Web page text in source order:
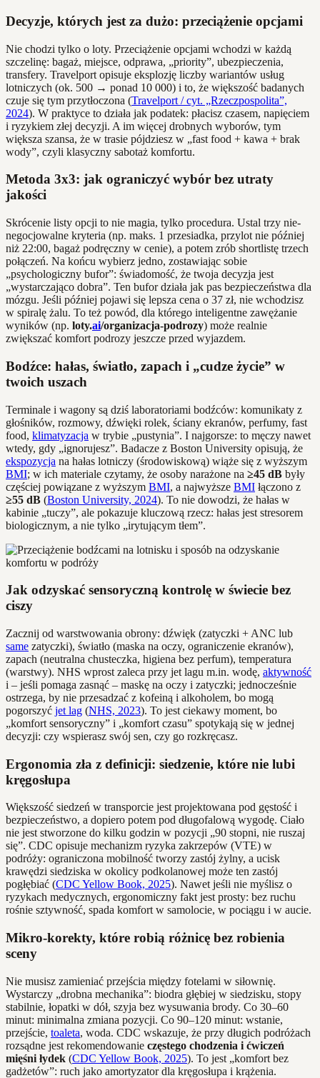
Decyzje, których jest za dużo: przeciążenie opcjami
Nie chodzi tylko o loty. Przeciążenie opcjami wchodzi w każdą
szczelinę: bagaż, miejsce, odprawa, „priority”, ubezpieczenia,
transfery. Travelport opisuje eksplozję liczby wariantów usług
lotniczych (ok. 500 → ponad 10 000) i to, że większość badanych
czuje się tym przytłoczona (Travelport / cyt. „Rzeczpospolita”,
2024). W praktyce to działa jak podatek: płacisz czasem, napięciem
i ryzykiem złej decyzji. A im więcej drobnych wyborów, tym
większa szansa, że w trasie pójdziesz w „fast food + kawa + brak
wody”, czyli klasyczny sabotaż komfortu.
Metoda 3x3: jak ograniczyć wybór bez utraty
jakości
Skrócenie listy opcji to nie magia, tylko procedura. Ustal trzy nie-
negocjowalne kryteria (np. maks. 1 przesiadka, przylot nie później
niż 22:00, bagaż podręczny w cenie), a potem zrób shortlistę trzech
połączeń. Na końcu wybierz jedno, zostawiając sobie
„psychologiczny bufor”: świadomość, że twoja decyzja jest
„wystarczająco dobra”. Ten bufor działa jak pas bezpieczeństwa dla
mózgu. Jeśli później pojawi się lepsza cena o 37 zł, nie wchodzisz
w spiralę żalu. To też powód, dla którego inteligentne zawężanie
wyników (np. loty.ai/organizacja-podrozy) może realnie
zwiększać komfort podrozy jeszcze przed wyjazdem.
Bodźce: hałas, światło, zapach i „cudze życie” w
twoich uszach
Terminale i wagony są dziś laboratoriami bodźców: komunikaty z
głośników, rozmowy, dźwięki rolek, ściany ekranów, perfumy, fast
food, klimatyzacja w trybie „pustynia”. I najgorsze: to męczy nawet
wtedy, gdy „ignorujesz”. Badacze z Boston University opisują, że
ekspozycja na hałas lotniczy (środowiskową) wiąże się z wyższym
BMI; w ich materiale czytamy, że osoby narażone na ≥45 dB były
częściej powiązane z wyższym BMI, a najwyższe BMI łączono z
≥55 dB (Boston University, 2024). To nie dowodzi, że hałas w
kabinie „tuczy”, ale pokazuje kluczową rzecz: hałas jest stresorem
biologicznym, a nie tylko „irytującym tłem”.
Jak odzyskać sensoryczną kontrolę w świecie bez
ciszy
Zacznij od warstwowania obrony: dźwięk (zatyczki + ANC lub
same zatyczki), światło (maska na oczy, ograniczenie ekranów),
zapach (neutralna chusteczka, higiena bez perfum), temperatura
(warstwy). NHS wprost zaleca przy jet lagu m.in. wodę, aktywność
i – jeśli pomaga zasnąć – maskę na oczy i zatyczki; jednocześnie
ostrzega, by nie przesadzać z kofeiną i alkoholem, bo mogą
pogorszyć jet lag (NHS, 2023). To jest ciekawy moment, bo
„komfort sensoryczny” i „komfort czasu” spotykają się w jednej
decyzji: czy wspierasz swój sen, czy go rozkręcasz.
Ergonomia zła z definicji: siedzenie, które nie lubi
kręgosłupa
Większość siedzeń w transporcie jest projektowana pod gęstość i
bezpieczeństwo, a dopiero potem pod długofalową wygodę. Ciało
nie jest stworzone do kilku godzin w pozycji „90 stopni, nie ruszaj
się”. CDC opisuje mechanizm ryzyka zakrzepów (VTE) w
podróży: ograniczona mobilność tworzy zastój żylny, a ucisk
krawędzi siedziska w okolicy podkolanowej może ten zastój
pogłębiać (CDC Yellow Book, 2025). Nawet jeśli nie myślisz o
ryzykach medycznych, ergonomiczny fakt jest prosty: bez ruchu
rośnie sztywność, spada komfort w samolocie, w pociągu i w aucie.
Mikro-korekty, które robią różnicę bez robienia
sceny
Nie musisz zamieniać przejścia między fotelami w siłownię.
Wystarczy „drobna mechanika”: biodra głębiej w siedzisku, stopy
stabilnie, łopatki w dół, szyja bez wysuwania brody. Co 30–60
minut: minimalna zmiana pozycji. Co 90–120 minut: wstanie,
przejście, toaleta, woda. CDC wskazuje, że przy długich podróżach
rozsądne jest rekomendowanie częstego chodzenia i ćwiczeń
mięśni łydek (CDC Yellow Book, 2025). To jest „komfort bez
gadżetów”: ruch jako amortyzator dla kręgosłupa i krążenia.